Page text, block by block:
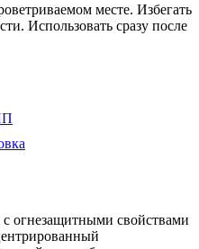
месте. Избегать
Использовать сразу после
огнезащитными свойствами